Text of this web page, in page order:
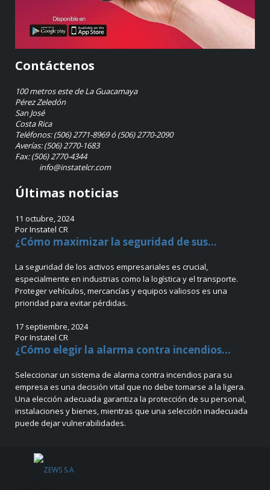
Contáctenos
100 metros este de La Guacamaya
Pérez Zeledón
San José
Costa Rica
Teléfonos: (506) 2771-8969 ó (506) 2770-2090
Averías: (506) 2770-1683
Fax: (506) 2770-4344
info@instatelcr.com
Últimas noticias
11 octubre, 2024
Por Instatel CR
¿Cómo maximizar la seguridad de sus...
La seguridad de los activos empresariales es crucial,
especialmente en industrias como la logística y el transporte.
Proteger vehículos, mercancías y equipos valiosos es una
prioridad para evitar pérdidas.
17 septiembre, 2024
Por Instatel CR
¿Cómo elegir la alarma contra incendios...
Seleccionar un sistema de alarma contra incendios para su
empresa es una decisión vital que no debe tomarse a la ligera.
Una elección adecuada garantiza la protección de su personal,
instalaciones y bienes, mientras que una selección inadecuada
puede dejar vulnerabilidades.